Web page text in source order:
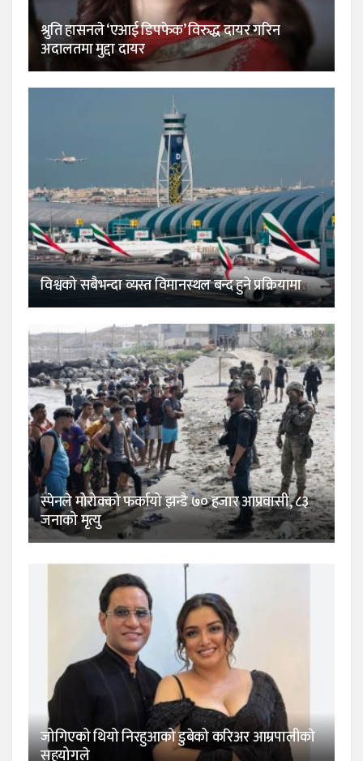
श्रुति हासनले ‘एआई डिपफेक’ विरुद्ध दायर गरिन
अदालतमा मुद्दा दायर
विश्वको सबैभन्दा व्यस्त विमानस्थल बन्द हुने प्रक्रियामा
स्पेनले मोरोक्को फर्कायो झन्डै ७० हजार आप्रवासी, ८३
जनाको मृत्यु
जोगिएको थियो निरहुआको डुबेको करिअर आम्रपालीकाे